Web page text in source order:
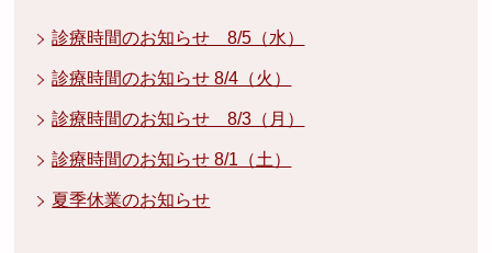
診療時間のお知らせ 8/5（水）
診療時間のお知らせ 8/4（火）
診療時間のお知らせ 8/3（月）
診療時間のお知らせ 8/1（土）
夏季休業のお知らせ